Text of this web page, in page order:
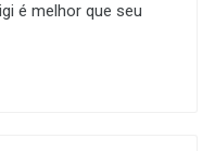
é melhor que seu